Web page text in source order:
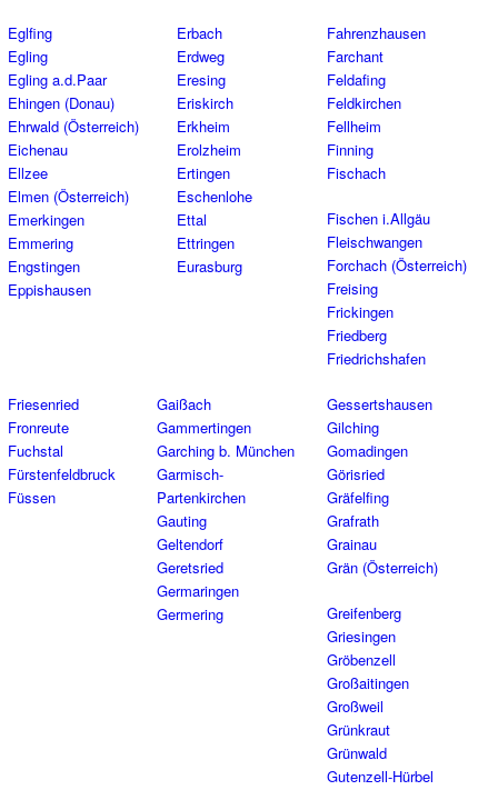
Eglfing
Egling
Egling a.d.Paar
Ehingen (Donau)
Ehrwald (Österreich)
Eichenau
Ellzee
Elmen (Österreich)
Emerkingen
Emmering
Engstingen
Eppishausen
Erbach
Erdweg
Eresing
Eriskirch
Erkheim
Erolzheim
Ertingen
Eschenlohe
Ettal
Ettringen
Eurasburg
Fahrenzhausen
Farchant
Feldafing
Feldkirchen
Fellheim
Finning
Fischach
Fischen i.Allgäu
Fleischwangen
Forchach (Österreich)
Freising
Frickingen
Friedberg
Friedrichshafen
Friesenried
Fronreute
Fuchstal
Fürstenfeldbruck
Füssen
Gaißach
Gammertingen
Garching b. München
Garmisch-
Partenkirchen
Gauting
Geltendorf
Geretsried
Germaringen
Germering
Gessertshausen
Gilching
Gomadingen
Görisried
Gräfelfing
Grafrath
Grainau
Grän (Österreich)
Greifenberg
Griesingen
Gröbenzell
Großaitingen
Großweil
Grünkraut
Grünwald
Gutenzell-Hürbel